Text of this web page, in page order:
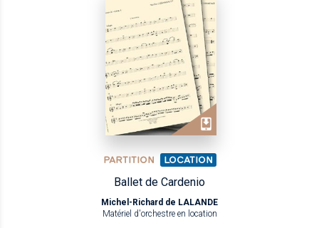
PARTITION LOCATION
Ballet de Cardenio
Michel-Richard de LALANDE
Matériel d'orchestre en location